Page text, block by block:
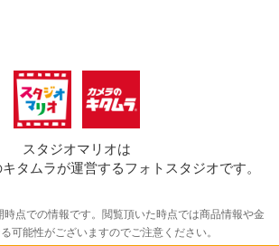
スタジオマリオは
タムラが運営するフォトスタジオです。
点での情報です。閲覧頂いた時点では商品情報や金
可能性がございますのでご注意ください。